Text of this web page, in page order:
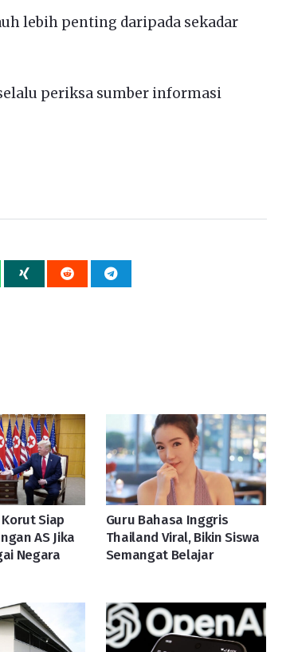
lebih penting daripada sekadar
periksa sumber informasi
Korut Siap
AS Jika
Negara
Guru Bahasa Inggris
Thailand Viral, Bikin Siswa
Semangat Belajar